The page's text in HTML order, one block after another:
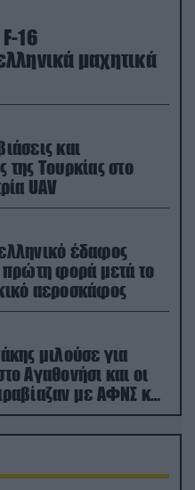
16
μαχητικά
και
της Τουρκίας στο
UAV
έδαφος
πρώτη φορά μετά το
αεροσκάφος
μιλούσε για
Αγαθονήσι και οι
με ΑΦΝΣ και